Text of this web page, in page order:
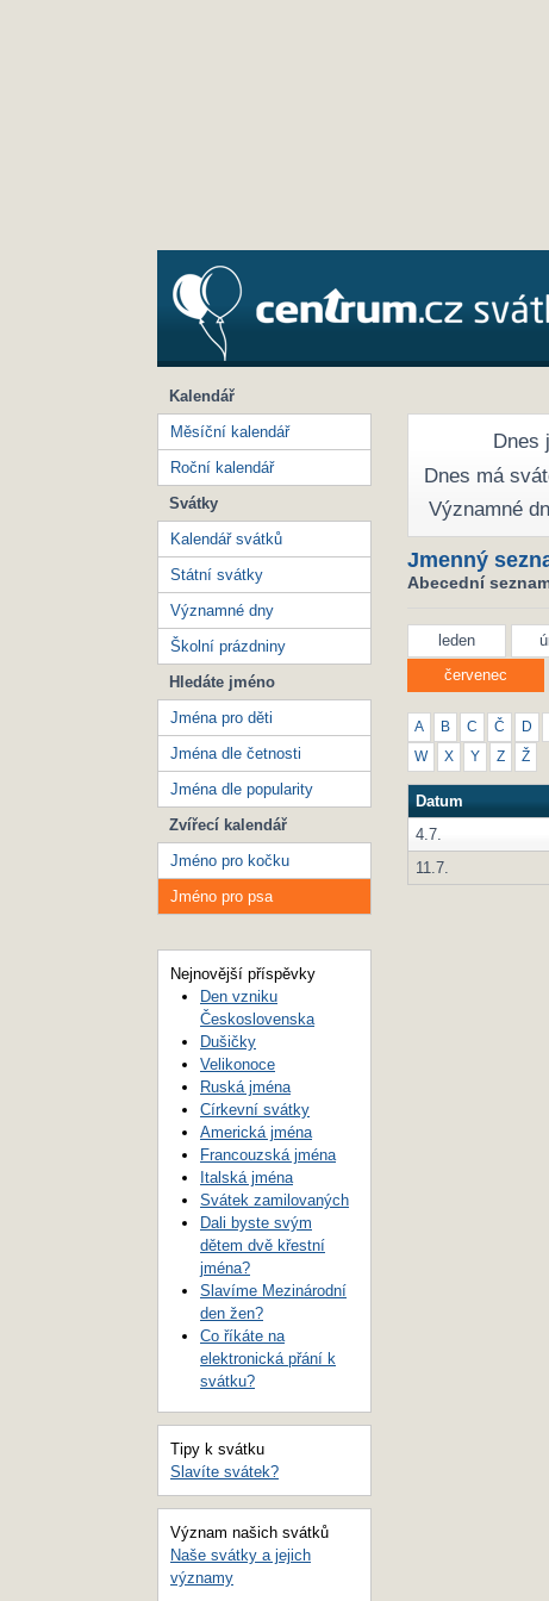
Dnes
Dnes má
Významné
Jmenný
Abecední
leden
červenec
A B C Č D
W X Y Z Ž
Datum
4.7.
11.7.
Kalendář
Měsíční kalendář
Roční kalendář
Svátky
Kalendář svátků
Státní svátky
Významné dny
Školní prázdniny
Hledáte jméno
Jména pro děti
Jména dle četnosti
Jména dle popularity
Zvířecí kalendář
Jméno pro kočku
Jméno pro psa
Nejnovější příspěvky
Den vzniku
Československa
Dušičky
Velikonoce
Ruská jména
Církevní svátky
Americká jména
Francouzská jména
Italská jména
Svátek zamilovaných
Dali byste svým
dětem dvě křestní
jména?
Slavíme Mezinárodní
den žen?
Co říkáte na
elektronická přání k
svátku?
Tipy k svátku
Slavíte svátek?
Význam našich svátků
Naše svátky a jejich
významy